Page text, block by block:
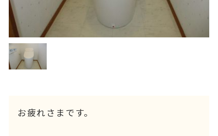
お疲れさまです。